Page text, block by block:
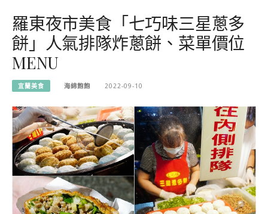
羅東夜市美食「七巧味三星蔥多
餅」人氣排隊炸蔥餅、菜單價位
MENU
宜蘭美食 海綿飽飽 2022-09-10